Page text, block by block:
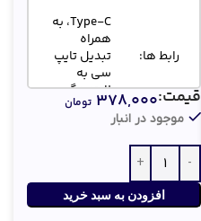
رابط ها:
Type-C، به
همراه
تبدیل تایپ
سی به
لایتنینگ
LED:
تولید
موجود در انبار
افزودن به سبد خرید
قیمت:۳۷۸,۰۰۰ تومان